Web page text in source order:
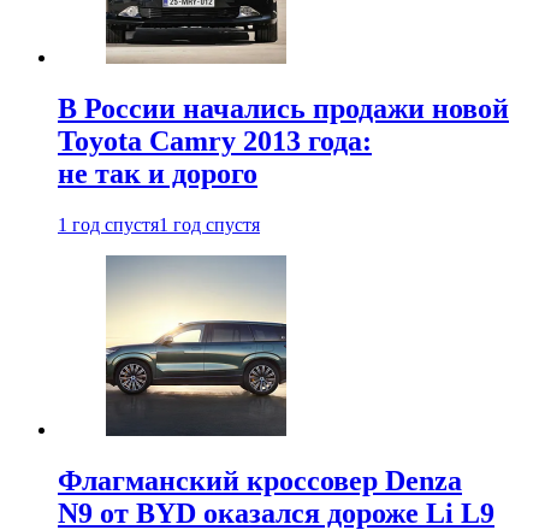
В России начались продажи новой
Toyota Camry 2013 года:
не так и дорого
1 год спустя1 год спустя
Флагманский кроссовер Denza
N9 от BYD оказался дороже Li L9